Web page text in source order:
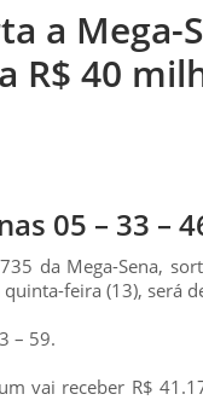
a Mega-
R$ 40
05 – 33 –
da Mega-Sena,
feira (13), será
– 59.
vai receber R$